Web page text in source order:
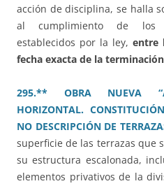
acción de disciplina, se halla
al cumplimiento de los
establecidos por la ley, entre
fecha exacta de la
295.** OBRA NUEVA
HORIZONTAL.
NO DESCRIPCIÓN DE
superficie de las terrazas que
su estructura escalonada,
elementos privativos de la